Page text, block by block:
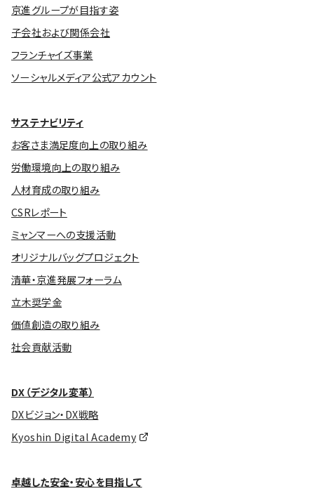
京進グループが目指す姿
子会社および関係会社
フランチャイズ事業
ソーシャルメディア公式アカウント
サステナビリティ
お客さま満足度向上の取り組み
労働環境向上の取り組み
人材育成の取り組み
CSRレポート
ミャンマーへの支援活動
オリジナルバッグプロジェクト
清華・京進発展フォーラム
立木奨学金
価値創造の取り組み
社会貢献活動
DX（デジタル変革）
DXビジョン・DX戦略
Kyoshin Digital Academy
卓越した安全・安心を目指して